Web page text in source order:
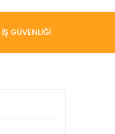
İŞ GÜVENLİĞİ